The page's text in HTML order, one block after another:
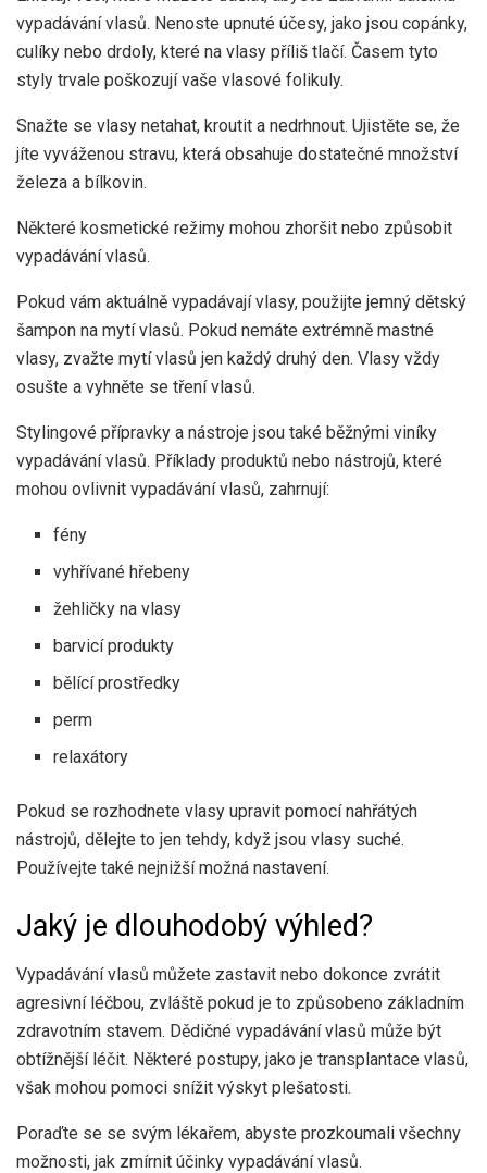
vypadávání vlasů. Nenoste upnuté účesy, jako jsou copánky,
culíky nebo drdoly, které na vlasy příliš tlačí. Časem tyto
styly trvale poškozují vaše vlasové folikuly.
Snažte se vlasy netahat, kroutit a nedrhnout. Ujistěte se, že
jíte vyváženou stravu, která obsahuje dostatečné množství
železa a bílkovin.
Některé kosmetické režimy mohou zhoršit nebo způsobit
vypadávání vlasů.
Pokud vám aktuálně vypadávají vlasy, použijte jemný dětský
šampon na mytí vlasů. Pokud nemáte extrémně mastné
vlasy, zvažte mytí vlasů jen každý druhý den. Vlasy vždy
osušte a vyhněte se tření vlasů.
Stylingové přípravky a nástroje jsou také běžnými viníky
vypadávání vlasů. Příklady produktů nebo nástrojů, které
mohou ovlivnit vypadávání vlasů, zahrnují:
fény
vyhřívané hřebeny
žehličky na vlasy
barvicí produkty
bělící prostředky
perm
relaxátory
Pokud se rozhodnete vlasy upravit pomocí nahřátých
nástrojů, dělejte to jen tehdy, když jsou vlasy suché.
Používejte také nejnižší možná nastavení.
Jaký je dlouhodobý výhled?
Vypadávání vlasů můžete zastavit nebo dokonce zvrátit
agresivní léčbou, zvláště pokud je to způsobeno základním
zdravotním stavem. Dědičné vypadávání vlasů může být
obtížnější léčit. Některé postupy, jako je transplantace vlasů,
však mohou pomoci snížit výskyt plešatosti.
Poraďte se se svým lékařem, abyste prozkoumali všechny
možnosti, jak zmírnit účinky vypadávání vlasů.